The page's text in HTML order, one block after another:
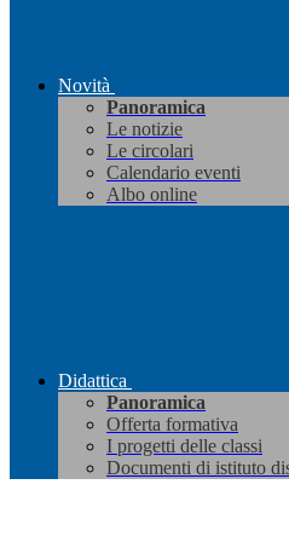
Novità
Panoramica
Le notizie
Le circolari
Calendario eventi
Albo online
Didattica
Panoramica
Offerta formativa
I progetti delle classi
Documenti di istituto